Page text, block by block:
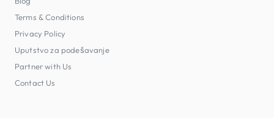
Terms & Conditions
Privacy Policy
Uputstvo za podešavanje
Partner with Us
Contact Us